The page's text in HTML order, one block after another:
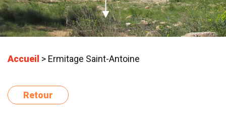
Accueil > Ermitage Saint-Antoine
Retour